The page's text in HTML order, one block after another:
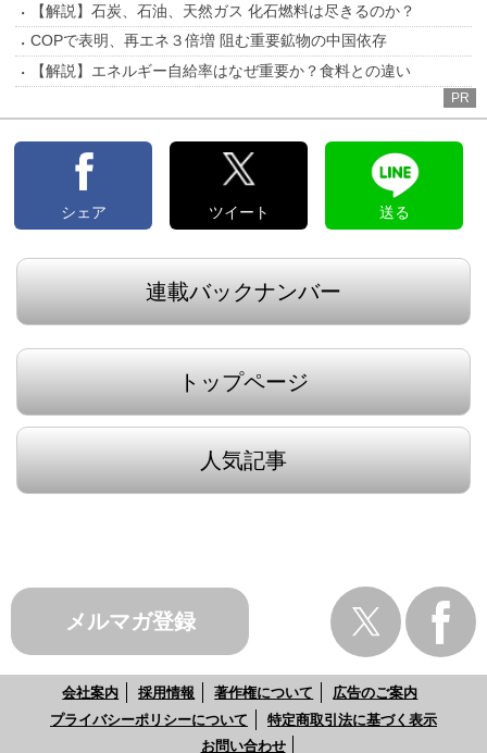
【解説】石炭、石油、天然ガス 化石燃料は尽きるのか？
COPで表明、再エネ３倍増 阻む重要鉱物の中国依存
【解説】エネルギー自給率はなぜ重要か？食料との違い
PR
シェア ツイート 送る
連載バックナンバー
トップページ
人気記事
メルマガ登録
会社案内 採用情報 著作権について
広告のご案内
プライバシーポリシーについて
特定商取引法に基づく表示
お問い合わせ